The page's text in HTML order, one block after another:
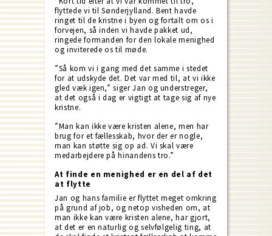
flyttede vi til Sønderjylland. Bent havde
ringet til de kristne i byen og fortalt om os i
forvejen, så inden vi havde pakket ud,
ringede formanden for den lokale menighed
og inviterede os til møde.
”Så kom vi i gang med det samme i stedet
for at udskyde det. Det var med til, at vi ikke
gled væk igen,” siger Jan og understreger,
at det også i dag er vigtigt at tage sig af nye
kristne.
”Man kan ikke være kristen alene, men har
brug for et fællesskab, hvor der er nogle,
man kan støtte sig op ad. Vi skal være
medarbejdere på hinandens tro.”
At finde en menighed er en del af det
at flytte
Jan og hans familie er flyttet meget omkring
på grund af job, og netop visheden om, at
man ikke kan være kristen alene, har gjort,
at det er en naturlig og selvfølgelig ting, at